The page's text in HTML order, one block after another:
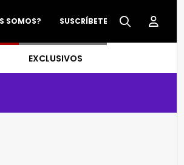
SUSCRÍBETE
SOMOS?
EXCLUSIVOS